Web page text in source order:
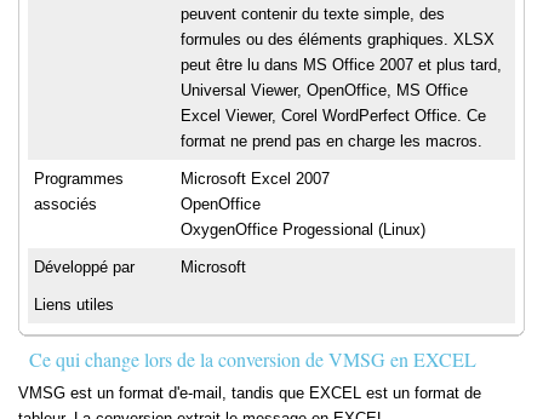
peuvent contenir du texte simple, des
formules ou des éléments graphiques. XLSX
peut être lu dans MS Office 2007 et plus tard,
Universal Viewer, OpenOffice, MS Office
Excel Viewer, Corel WordPerfect Office. Ce
format ne prend pas en charge les macros.
Programmes
associés
Microsoft Excel 2007
OpenOffice
OxygenOffice Progessional (Linux)
Développé par Microsoft
Liens utiles
Ce qui change lors de la conversion de VMSG en EXCEL
VMSG est un format d'e-mail, tandis que EXCEL est un format de